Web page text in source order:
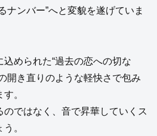
ナンバー”へと変貌を遂げていま
められた“過去の恋への切な
開き直りのような軽快さで包み
。
ではなく、音で昇華していくス
。